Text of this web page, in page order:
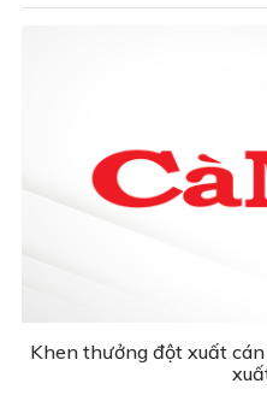
Khen thưởng đột xuất